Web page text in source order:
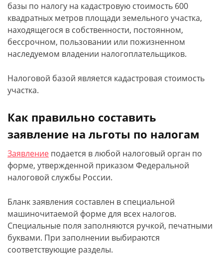
базы по налогу на кадастровую стоимость 600
квадратных метров площади земельного участка,
находящегося в собственности, постоянном,
бессрочном, пользовании или пожизненном
наследуемом владении налогоплательщиков.
Налоговой базой является кадастровая стоимость
участка.
Как правильно составить
заявление на льготы по налогам
Заявление подается в любой налоговый орган по
форме, утвержденной приказом Федеральной
налоговой службы России.
Бланк заявления составлен в специальной
машиночитаемой форме для всех налогов.
Специальные поля заполняются ручкой, печатными
буквами. При заполнении выбираются
соответствующие разделы.